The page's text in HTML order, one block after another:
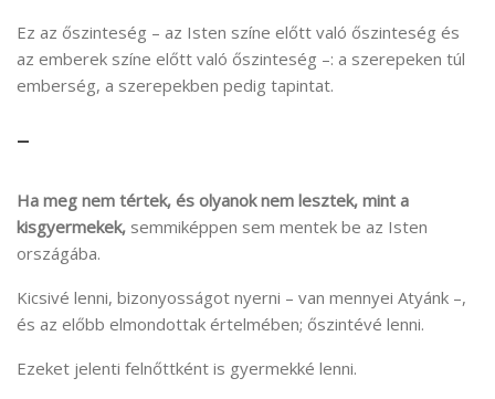
Ez az őszinteség – az Isten színe előtt való őszinteség és
az emberek színe előtt való őszinteség –: a szerepeken túl
emberség, a szerepekben pedig tapintat.
–
Ha meg nem tértek, és olyanok nem lesztek, mint a
kisgyermekek, semmiképpen sem mentek be az Isten
országába.
Kicsivé lenni, bizonyosságot nyerni – van mennyei Atyánk –,
és az előbb elmondottak értelmében; őszintévé lenni.
Ezeket jelenti felnőttként is gyermekké lenni.